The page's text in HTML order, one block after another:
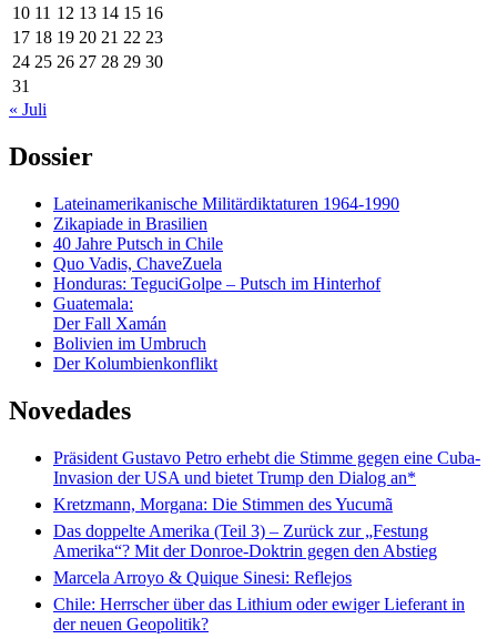
10 11 12 13 14 15 16
17 18 19 20 21 22 23
24 25 26 27 28 29 30
31
« Juli
Dossier
Lateinamerikanische Militärdiktaturen 1964-1990
Zikapiade in Brasilien
40 Jahre Putsch in Chile
Quo Vadis, ChaveZuela
Honduras: TeguciGolpe – Putsch im Hinterhof
Guatemala:
Der Fall Xamán
Bolivien im Umbruch
Der Kolumbienkonflikt
Novedades
Präsident Gustavo Petro erhebt die Stimme gegen eine Cuba-
Invasion der USA und bietet Trump den Dialog an*
Kretzmann, Morgana: Die Stimmen des Yucumã
Das doppelte Amerika (Teil 3) – Zurück zur „Festung
Amerika“? Mit der Donroe-Doktrin gegen den Abstieg
Marcela Arroyo & Quique Sinesi: Reflejos
Chile: Herrscher über das Lithium oder ewiger Lieferant in
der neuen Geopolitik?